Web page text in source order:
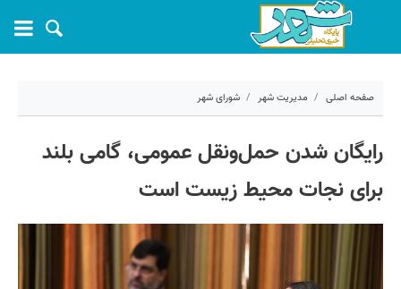
صفحه اصلی مدیریت شهر شورای شهر
رایگان شدن حمل‌ونقل عمومی، گامی بلند
برای نجات محیط زیست است